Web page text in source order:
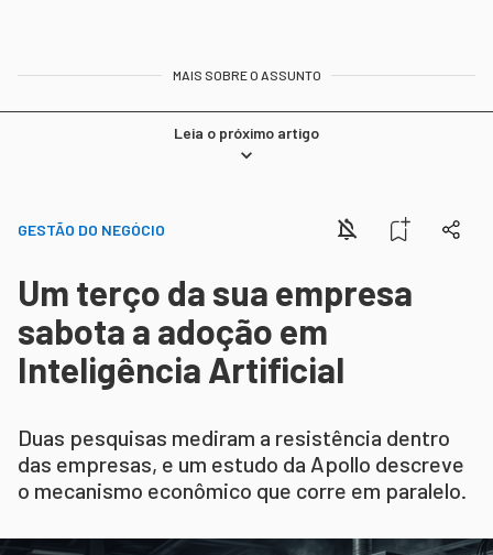
MAIS SOBRE O ASSUNTO
Leia o próximo artigo
GESTÃO DO NEGÓCIO
Um terço da sua empresa
sabota a adoção em
Inteligência Artificial
Duas pesquisas mediram a resistência dentro
das empresas, e um estudo da Apollo descreve
o mecanismo econômico que corre em paralelo.